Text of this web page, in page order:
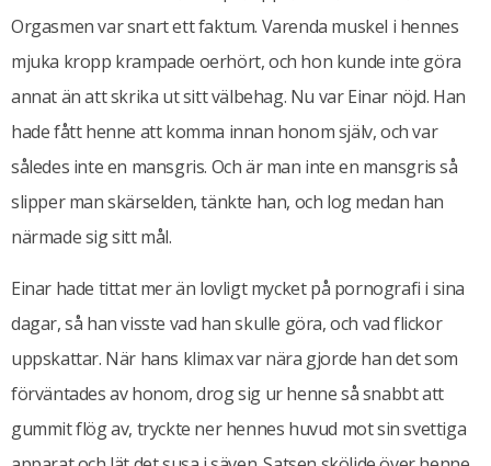
Orgasmen var snart ett faktum. Varenda muskel i hennes
mjuka kropp krampade oerhört, och hon kunde inte göra
annat än att skrika ut sitt välbehag. Nu var Einar nöjd. Han
hade fått henne att komma innan honom själv, och var
således inte en mansgris. Och är man inte en mansgris så
slipper man skärselden, tänkte han, och log medan han
närmade sig sitt mål.
Einar hade tittat mer än lovligt mycket på pornografi i sina
dagar, så han visste vad han skulle göra, och vad flickor
uppskattar. När hans klimax var nära gjorde han det som
förväntades av honom, drog sig ur henne så snabbt att
gummit flög av, tryckte ner hennes huvud mot sin svettiga